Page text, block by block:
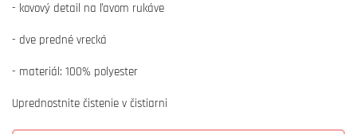
- kovový detail na ľavom rukáve
- dve predné vrecká
- materiál: 100% polyester
Uprednostnite čistenie v čistiarni